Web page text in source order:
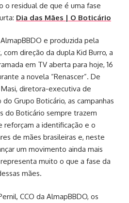
o residual de que é uma fase
Dia das Mães | O Boticário
e produzida pela
direção da dupla Kid Burro, a
em TV aberta para hoje, 16
a novela “Renascer”. De
diretora-executiva de
do Grupo Boticário, as campanhas
do Boticário sempre trazem
reforçam a identificação e o
de mães brasileiras e, neste
um movimento ainda mais
muito o que a fase da
mães.
CCO da AlmapBBDO, os